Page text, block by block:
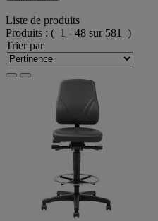
Liste de produits
Produits : ( 1 - 48 sur 581 )
Trier par